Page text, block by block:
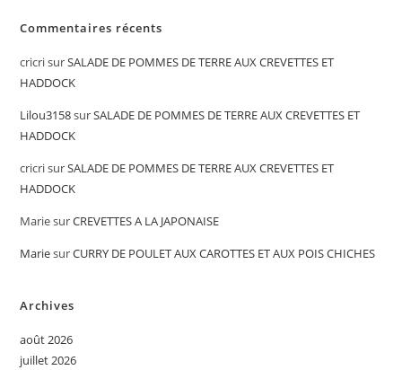
Commentaires récents
cricrisurSALADE DE POMMES DE TERRE AUX CREVETTES ET
HADDOCK
Lilou3158surSALADE DE POMMES DE TERRE AUX CREVETTES ET
HADDOCK
cricrisurSALADE DE POMMES DE TERRE AUX CREVETTES ET
HADDOCK
MariesurCREVETTES A LA JAPONAISE
MariesurCURRY DE POULET AUX CAROTTES ET AUX POIS CHICHES
Archives
août 2026
juillet 2026